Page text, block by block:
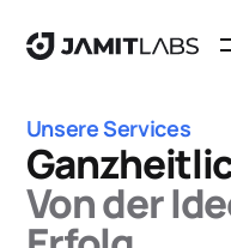
Unsere Services
Von der